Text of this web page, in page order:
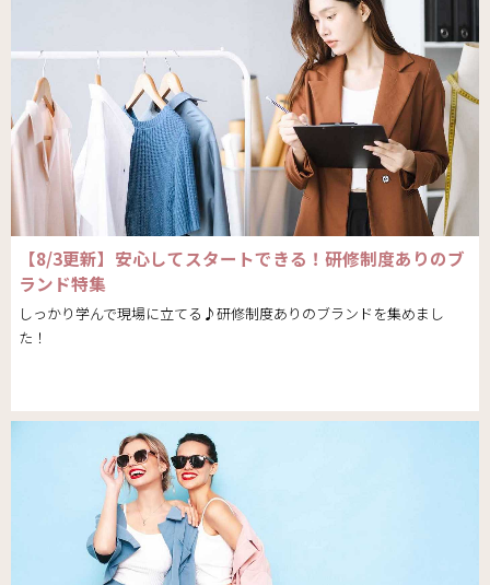
【8/3更新】安心してスタートできる！研修制度ありのブ
ランド特集
しっかり学んで現場に立てる♪研修制度ありのブランドを集めまし
た！